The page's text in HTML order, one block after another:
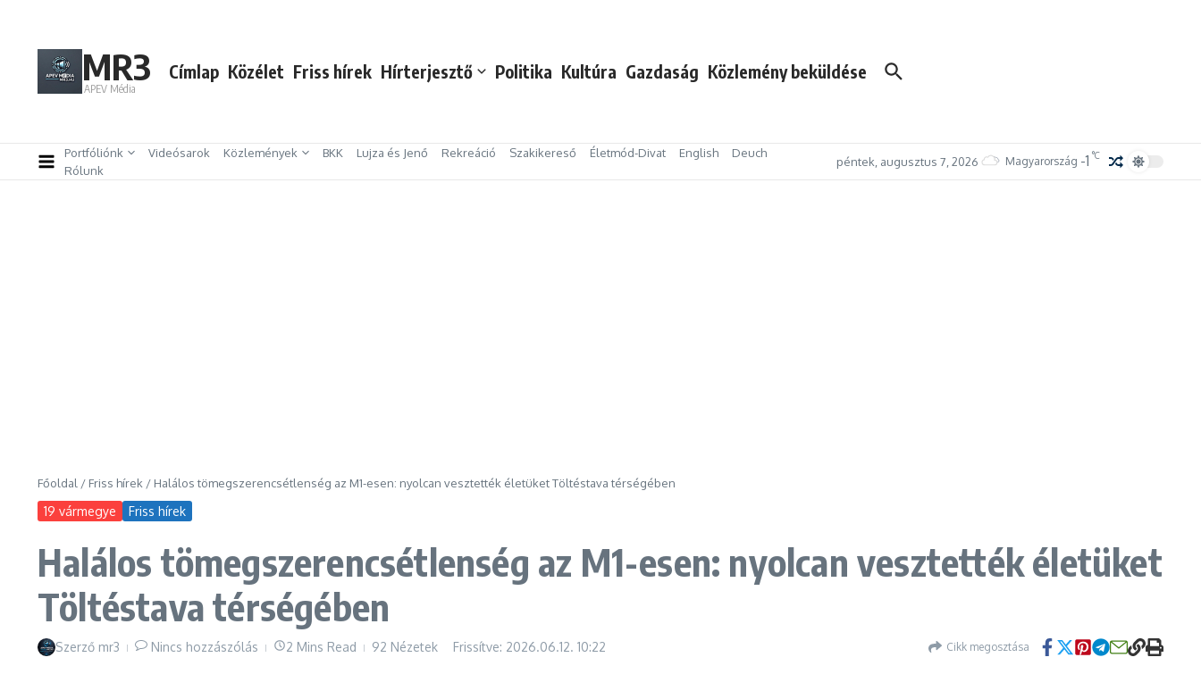
MR3
APEV Média
Címlap Közélet Friss hírek Hírterjesztő Politika Kultúra Gazdaság Közlemény beküldése
Portfóliónk Videósarok Közlemények BKK Lujza és Jenő Rekreáció Szakikereső Életmód-Divat English
Deuch
Rólunk
péntek, augusztus 7, 2026 Magyarország -1 °C
Főoldal / Friss hírek / Halálos tömegszerencsétlenség az M1-esen: nyolcan vesztették életüket Töltéstava térségében
19 vármegye Friss hírek
Halálos tömegszerencsétlenség az M1-esen: nyolcan vesztették életüket
Töltéstava térségében
Szerző mr3 Nincs hozzászólás 2 Mins Read 92 Nézetek Frissítve: 2026.06.12. 10:22 Cikk megosztása